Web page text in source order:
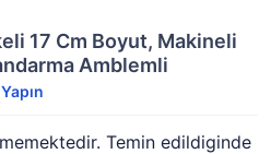
17 Cm Boyut, Makineli
Amblemli
Temin edildiginde